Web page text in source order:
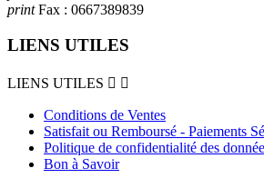
printFax : 0667389839
LIENS UTILES
LIENS UTILES  
Conditions de Ventes
Satisfait ou Remboursé - Paiements
Politique de confidentialité des
Bon à Savoir